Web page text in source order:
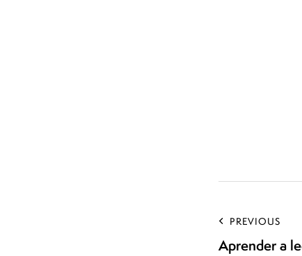
PREVIOUS
Aprender a